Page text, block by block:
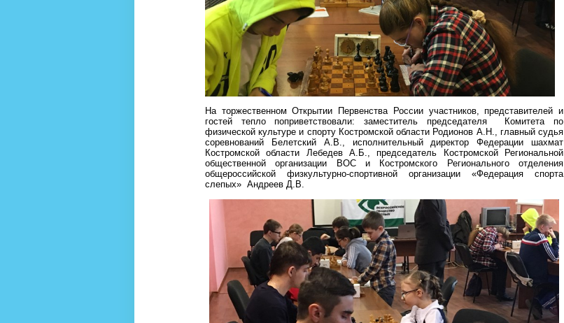
На торжественном Открытии Первенства России участников, представителей и
гостей тепло поприветствовали: заместитель председателя Комитета по
физической культуре и спорту Костромской области Родионов А.Н., главный судья
соревнований Белетский А.В., исполнительный директор Федерации шахмат
Костромской области Лебедев А.Б., председатель Костромской Региональной
общественной организации ВОС и Костромского Регионального отделения
общероссийской физкультурно-спортивной организации «Федерация спорта
слепых» Андреев Д.В.